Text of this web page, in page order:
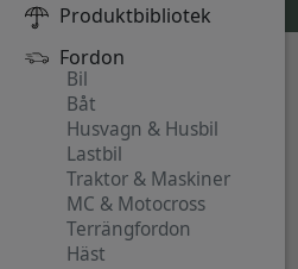
Produktbibliotek
Fordon
Bil
Båt
Husvagn & Husbil
Lastbil
Traktor & Maskiner
MC & Motocross
Terrängfordon
Häst